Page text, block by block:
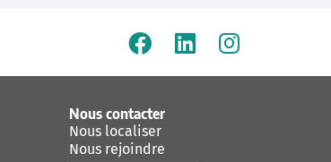
Nous contacter
Nous localiser
Nous rejoindre